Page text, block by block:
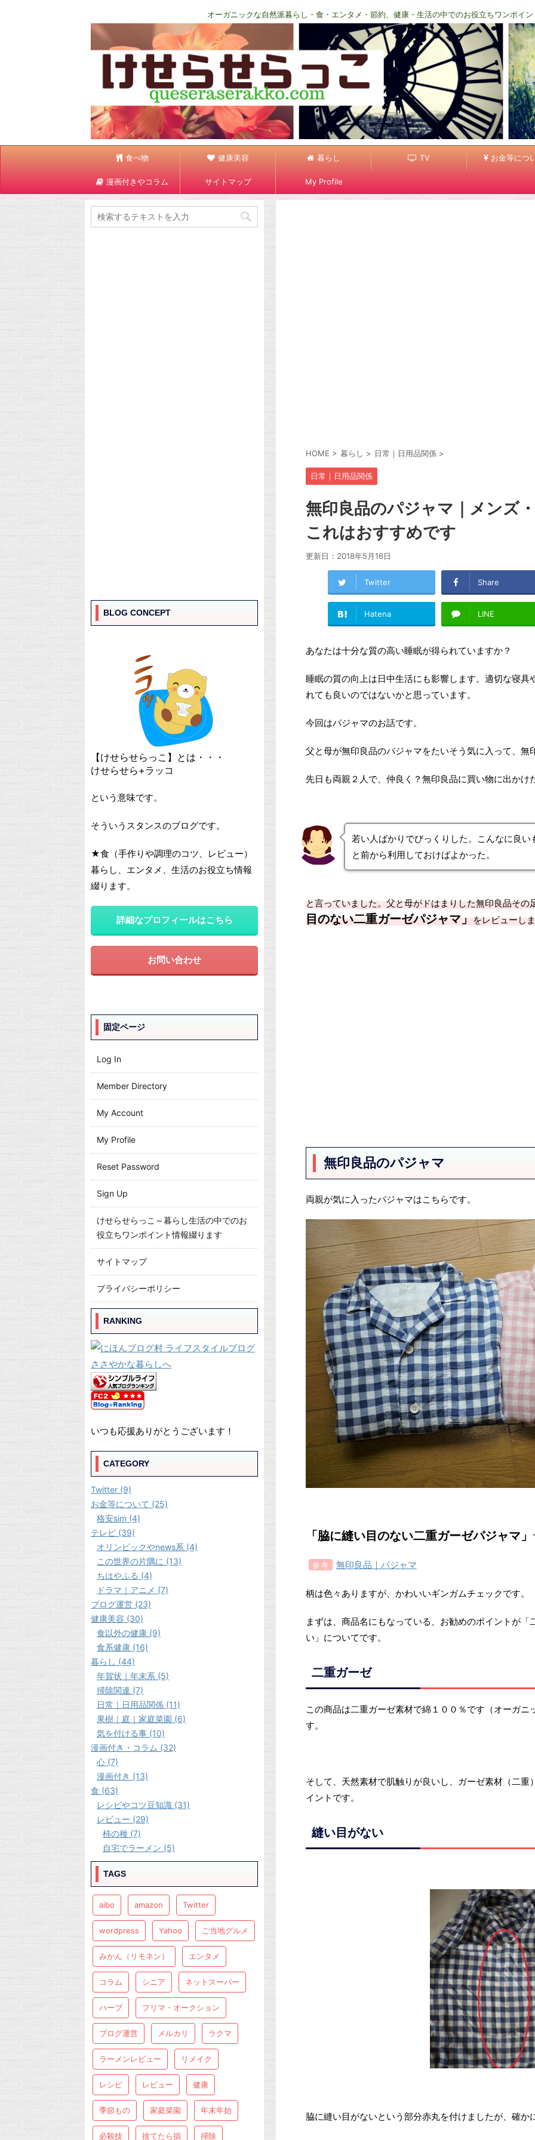
オーガニックな自然派暮らし・食・エンタメ・節約、健康・生活の中でのお役立ちワンポイ
食べ物 健康美容 暮らし TV お金等につ
漫画付きやコラム サイトマップ My Profile
HOME > 暮らし > 日常｜日用品関係 >
日常｜日用品関係
無印良品のパジャマ｜メンズ
これはおすすめです
更新日： 2018年5月16日
Twitter Share
Hatena LINE
あなたは十分な質の高い睡眠が得られていますか？
睡眠の質の向上は日中生活にも影響します。適切な寝
れても良いのではないかと思っています。
今回はパジャマのお話です。
父と母が無印良品のパジャマをたいそう気に入って、無
先日も両親２人で、仲良く？無印良品に買い物に出かけ
若い人ばかりでびっくりした。こんなに良
と前から利用しておけばよかった。
と言っていました。父と母がドはまりした無印良品その
目のない二重ガーゼパジャマ」をレビューし
無印良品のパジャマ
両親が気に入ったパジャマはこちらです。
「脇に縫い目のない二重ガーゼパジャマ」
参考 無印良品｜パジャマ
柄は色々ありますが、かわいいギンガムチェックです。
まずは、商品名にもなっている、お勧めのポイントが
い」についてです。
二重ガーゼ
この商品は二重ガーゼ素材で綿１００％です（オーガ
す。
そして、天然素材で肌触りが良いし、ガーゼ素材（二
イントです。
縫い目がない
脇に縫い目がないという部分赤丸を付けましたが、確か
BLOG CONCEPT
【けせらせらっこ】とは・・・
けせらせら+ラッコ
という意味です。
そういうスタンスのブログです。
★食（手作りや調理のコツ、レビュー）
暮らし、エンタメ、生活のお役立ち情報
綴ります。
詳細なプロフィールはこちら
お問い合わせ
固定ページ
Log In
Member Directory
My Account
My Profile
Reset Password
Sign Up
けせらせらっこ～暮らし生活の中でのお
役立ちワンポイント情報綴ります
サイトマップ
プライバシーポリシー
RANKING
いつも応援ありがとうございます！
CATEGORY
Twitter (9)
お金等について (25)
格安sim (4)
テレビ (39)
オリンピックやnews系 (4)
この世界の片隅に (13)
ちはやふる (4)
ドラマ｜アニメ (7)
ブログ運営 (23)
健康美容 (30)
食以外の健康 (9)
食系健康 (16)
暮らし (44)
年賀状｜年末系 (5)
掃除関連 (7)
日常｜日用品関係 (11)
果樹｜庭｜家庭菜園 (6)
気を付ける事 (10)
漫画付き・コラム (32)
心 (7)
漫画付き (13)
食 (63)
レシピやコツ豆知識 (31)
レビュー (29)
柿の種 (7)
自宅でラーメン (5)
TAGS
aibo amazon Twitter
wordpress Yahoo ご当地グルメ
みかん（リモネン） エンタメ
コラム シニア ネットスーパー
ハーブ フリマ・オークション
ブログ運営 メルカリ ラクマ
ラーメンレビュー リメイク
レシピ レビュー 健康
季節もの 家庭菜園 年末年始
必殺技 捨てたら損 掃除